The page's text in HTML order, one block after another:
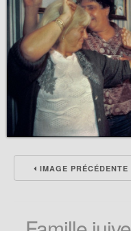
IMAGE PRÉCÉDENTE